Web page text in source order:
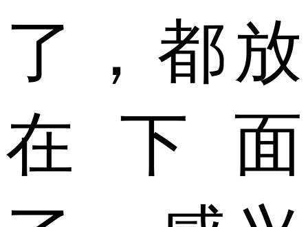
了，都放
在下面